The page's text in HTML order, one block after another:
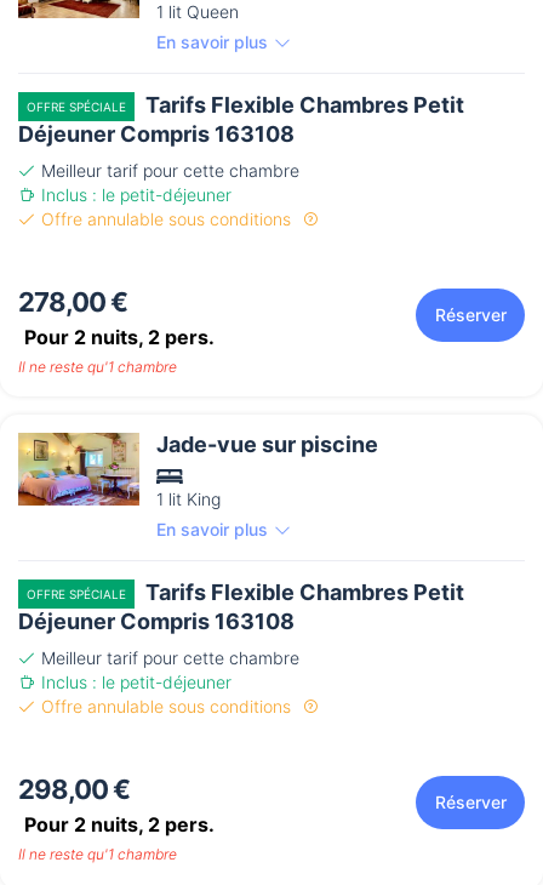
1 lit Queen
En savoir plus
OFFRE SPÉCIALE
Tarifs Flexible Chambres Petit
Déjeuner Compris 163108
Meilleur tarif pour cette chambre
Inclus : le petit-déjeuner
Offre annulable sous conditions
278,00 €
Pour 2 nuits, 2 pers.
Réserver
Il ne reste qu'1 chambre
Jade-vue sur piscine
1 lit King
En savoir plus
OFFRE SPÉCIALE
Tarifs Flexible Chambres Petit
Déjeuner Compris 163108
Meilleur tarif pour cette chambre
Inclus : le petit-déjeuner
Offre annulable sous conditions
298,00 €
Pour 2 nuits, 2 pers.
Réserver
Il ne reste qu'1 chambre